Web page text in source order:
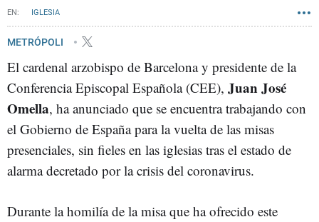
IGLESIA
METRÓPOLI
El cardenal arzobispo de Barcelona y presidente de la
Conferencia Episcopal Española (CEE), Juan José
Omella, ha anunciado que se encuentra trabajando con
el Gobierno de España para la vuelta de las misas
presenciales, sin fieles en las iglesias tras el estado de
alarma decretado por la crisis del coronavirus.
Durante la homilía de la misa que ha ofrecido este